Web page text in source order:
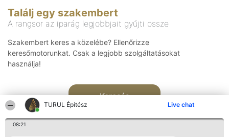
TURUL Építész Live chat
08:21
Találj egy szakembert
A rangsor az iparág legjobbjait gyűjti össze
Szakembert keres a közelébe? Ellenőrizze
keresőmotorunkat. Csak a legjobb szolgáltatásokat
használja!
Keresés